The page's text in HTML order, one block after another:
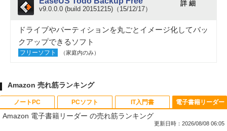
v9.0.0.0 (build 20151215)（15/12/17）
詳 細
ドライブやパーティションを丸ごとイメージ化してバッ
クアップできるソフト
フリーソフト （家庭内のみ）
Amazon 売れ筋ランキング
ノートPC PCソフト IT入門書 電子書籍リーダー
Amazon 電子書籍リーダー の売れ筋ランキング
更新日時：2026/08/08 06:05